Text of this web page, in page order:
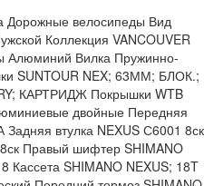
велосипеды Вид
Коллекция VANCOUVER
Алюминий Вилка Пружинно-
SUNTOUR NEX; 63ММ; БЛОК.;
КАРТРИДЖ Покрышки WTB
двойные Передняя
втулка NEXUS С6001 8ск
Правый шифтер SHIMANO
Кассета SHIMANO NEXUS; 18T